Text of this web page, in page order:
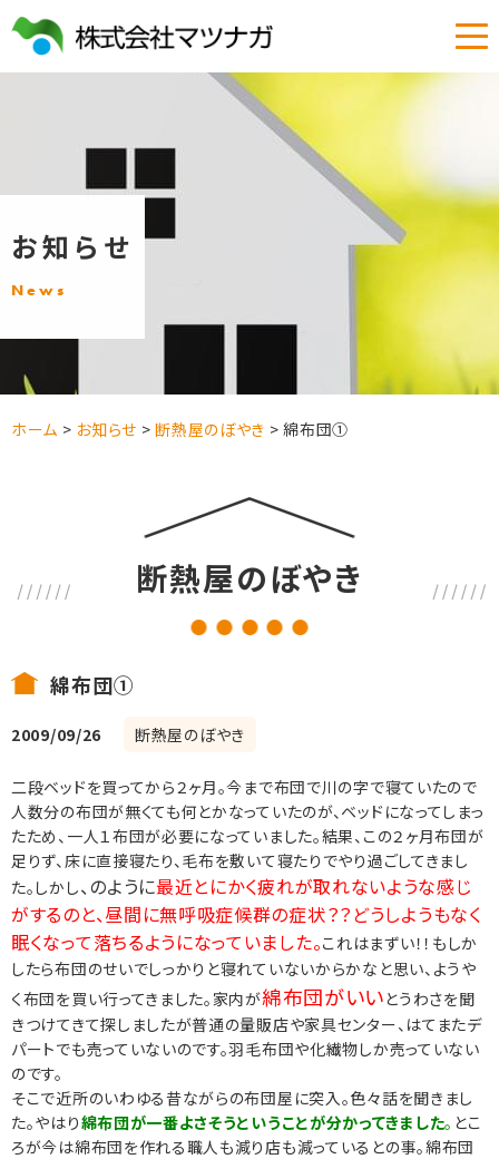
お知らせ
News
ホーム > お知らせ >断熱屋のぼやき >綿布団①
断熱屋のぼやき
綿布団①
2009/09/26 断熱屋のぼやき
二段ベッドを買ってから２ヶ月。今まで布団で川の字で寝ていたので
人数分の布団が無くても何とかなっていたのが、ベッドになってしまっ
たため、一人１布団が必要になっていました。結果、この２ヶ月布団が
足りず、床に直接寝たり、毛布を敷いて寝たりでやり過ごしてきまし
た。しかし、のように最近とにかく疲れが取れないような感じ
がするのと、昼間に無呼吸症候群の症状？？どうしようもなく
眠くなって落ちるようになっていました。これはまずい！！もしか
したら布団のせいでしっかりと寝れていないからかなと思い、ようや
く布団を買い行ってきました。家内が綿布団がいいとうわさを聞
きつけてきて探しましたが普通の量販店や家具センター、はてまたデ
パートでも売っていないのです。羽毛布団や化繊物しか売っていない
のです。
そこで近所のいわゆる昔ながらの布団屋に突入。色々話を聞きまし
た。やはり綿布団が一番よさそうということが分かってきました。 とこ
ろが今は綿布団を作れる職人も減り店も減っているとの事。綿布団